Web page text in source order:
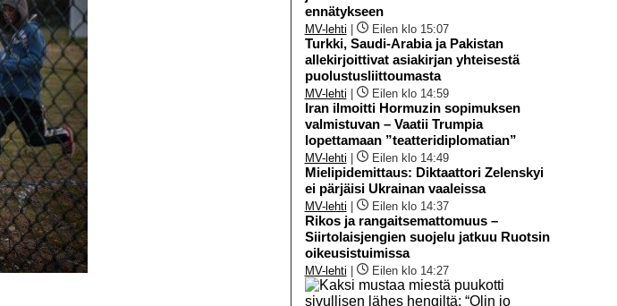
ennätykseen
MV-lehti Eilen klo 15:07
Turkki, Saudi-Arabia ja Pakistan
allekirjoittivat asiakirjan yhteisestä
puolustusliittoumasta
MV-lehti Eilen klo 14:59
Iran ilmoitti Hormuzin sopimuksen
valmistuvan – Vaatii Trumpia
lopettamaan ”teatteridiplomatian”
MV-lehti Eilen klo 14:49
Mielipidemittaus: Diktaattori Zelenskyi
ei pärjäisi Ukrainan vaaleissa
MV-lehti Eilen klo 14:37
Rikos ja rangaitsemattomuus –
Siirtolaisjengien suojelu jatkuu Ruotsin
oikeusistuimissa
MV-lehti Eilen klo 14:27